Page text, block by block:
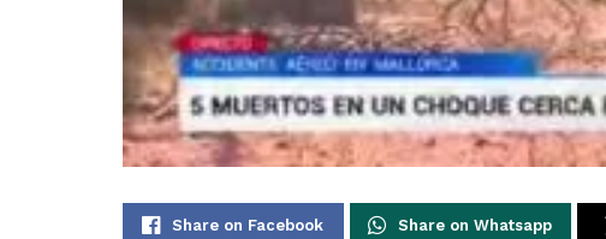
Share on Facebook Share on Whatsapp